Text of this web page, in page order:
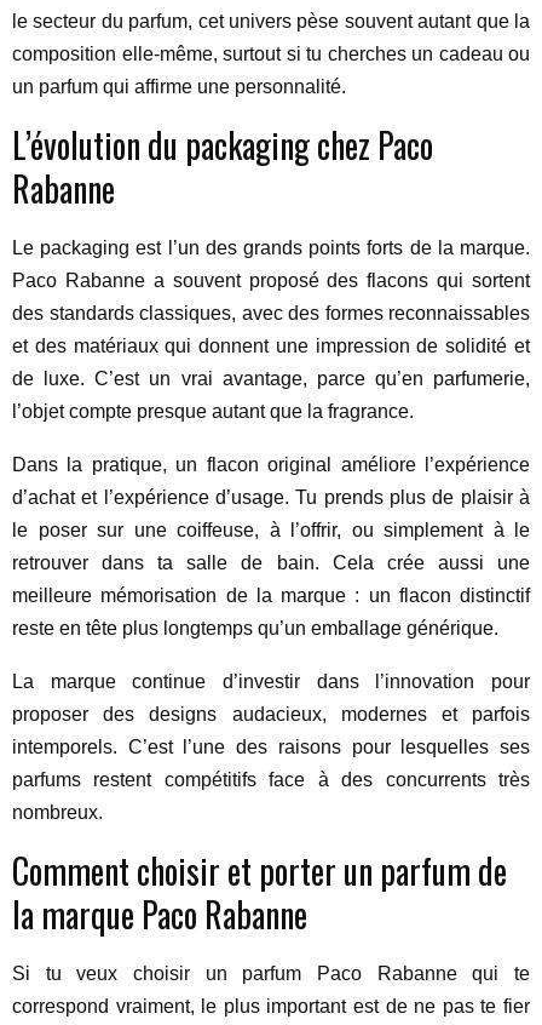
le secteur du parfum, cet univers pèse souvent autant que la
composition elle-même, surtout si tu cherches un cadeau ou
un parfum qui affirme une personnalité.
L’évolution du packaging chez Paco
Rabanne
Le packaging est l’un des grands points forts de la marque.
Paco Rabanne a souvent proposé des flacons qui sortent
des standards classiques, avec des formes reconnaissables
et des matériaux qui donnent une impression de solidité et
de luxe. C’est un vrai avantage, parce qu’en parfumerie,
l’objet compte presque autant que la fragrance.
Dans la pratique, un flacon original améliore l’expérience
d’achat et l’expérience d’usage. Tu prends plus de plaisir à
le poser sur une coiffeuse, à l’offrir, ou simplement à le
retrouver dans ta salle de bain. Cela crée aussi une
meilleure mémorisation de la marque : un flacon distinctif
reste en tête plus longtemps qu’un emballage générique.
La marque continue d’investir dans l’innovation pour
proposer des designs audacieux, modernes et parfois
intemporels. C’est l’une des raisons pour lesquelles ses
parfums restent compétitifs face à des concurrents très
nombreux.
Comment choisir et porter un parfum de
la marque Paco Rabanne
Si tu veux choisir un parfum Paco Rabanne qui te
correspond vraiment, le plus important est de ne pas te fier